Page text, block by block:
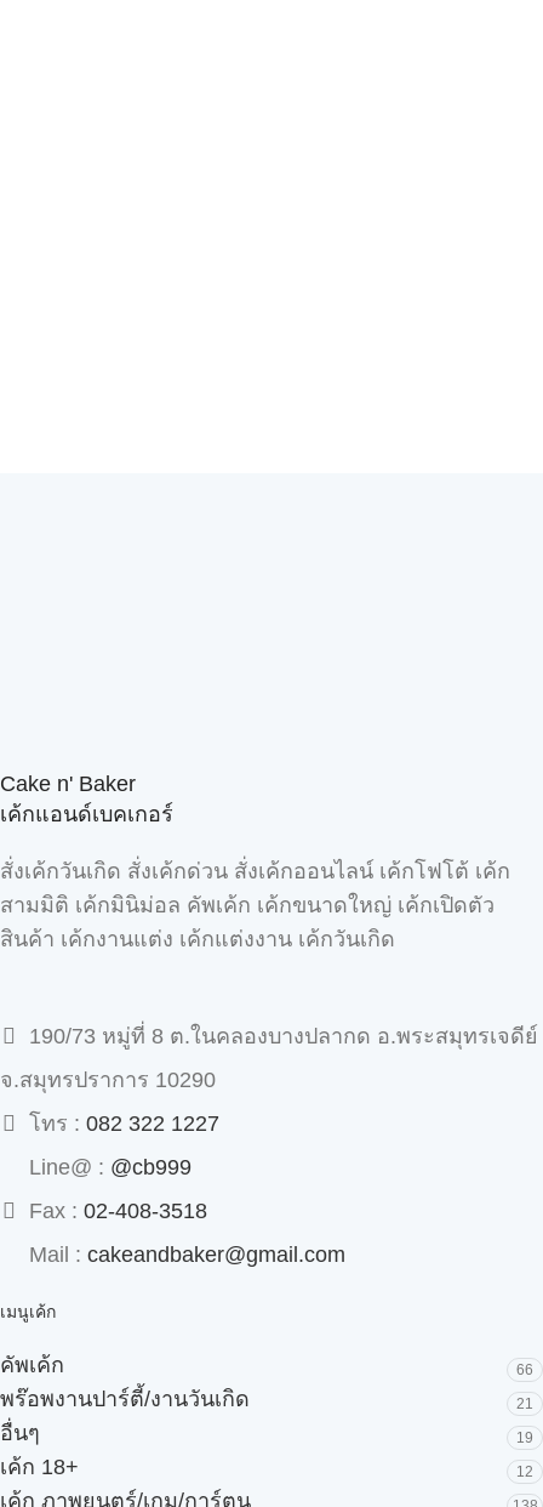
Cake n' Baker
เค้กแอนด์เบคเกอร์
สั่งเค้กวันเกิด สั่งเค้กด่วน สั่งเค้กออนไลน์ เค้กโฟโต้ เค้ก
สามมิติ เค้กมินิม่อล คัพเค้ก เค้กขนาดใหญ่ เค้กเปิดตัว
สินค้า เค้กงานแต่ง เค้กแต่งงาน เค้กวันเกิด
190/73 หมู่ที่ 8 ต.ในคลองบางปลากด อ.พระสมุทรเจดีย์
จ.สมุทรปราการ 10290
โทร : 082 322 1227
Line@ : @cb999
Fax : 02-408-3518
Mail : cakeandbaker@gmail.com
เมนูเค้ก
คัพเค้ก 66
พร๊อพงานปาร์ตี้/งานวันเกิด 21
อื่นๆ 19
เค้ก 18+ 12
เค้ก ภาพยนตร์/เกม/การ์ตูน